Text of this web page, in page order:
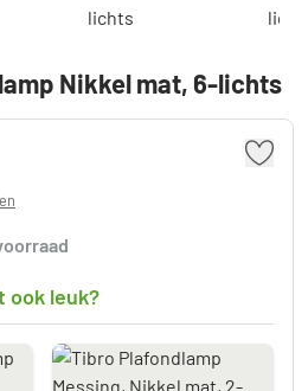
Nikkel mat, 6-lichts
ook leuk?